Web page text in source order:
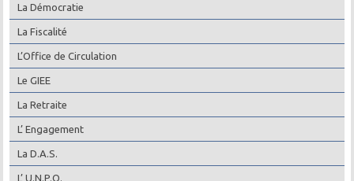
La Démocratie
La Fiscalité
L’Office de Circulation
Le GIEE
La Retraite
L’ Engagement
La D.A.S.
L’ U.N.P.O.